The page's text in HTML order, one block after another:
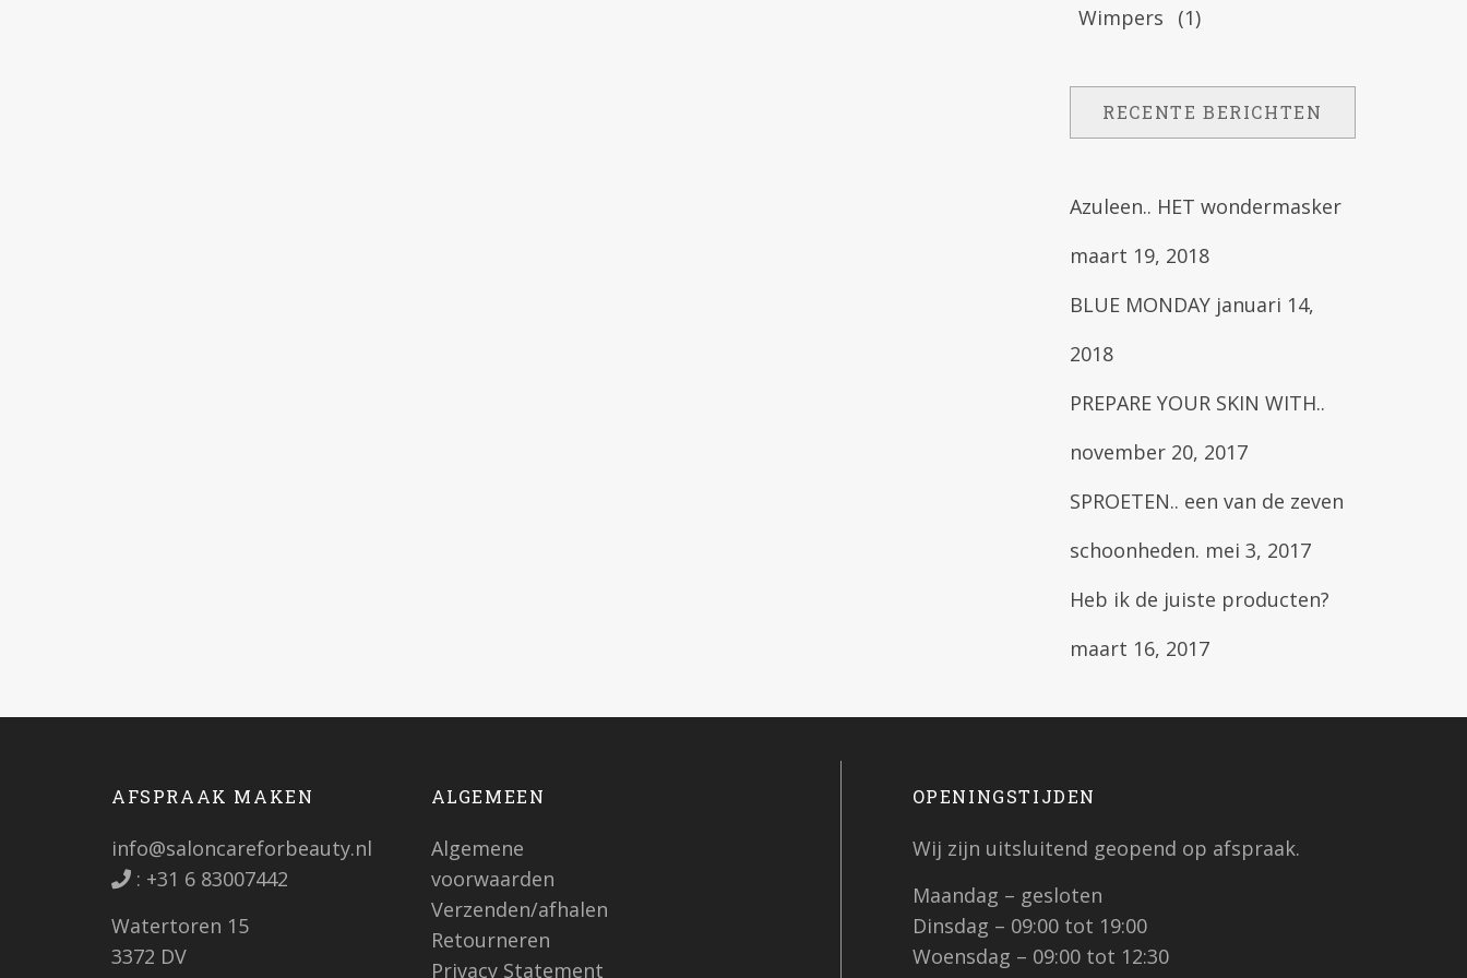
Wimpers (1)
RECENTE BERICHTEN
Azuleen.. HET wondermasker
maart 19, 2018
BLUE MONDAY januari 14,
2018
PREPARE YOUR SKIN WITH..
november 20, 2017
SPROETEN.. een van de zeven
schoonheden. mei 3, 2017
Heb ik de juiste producten?
maart 16, 2017
AFSPRAAK MAKEN
info@saloncareforbeauty.nl
: +31 6 83007442
Watertoren 15
3372 DV
ALGEMEEN
Algemene
voorwaarden
Verzenden/afhalen
Retourneren
Privacy Statement
OPENINGSTIJDEN
Wij zijn uitsluitend geopend op afspraak.
Maandag – gesloten
Dinsdag – 09:00 tot 19:00
Woensdag – 09:00 tot 12:30